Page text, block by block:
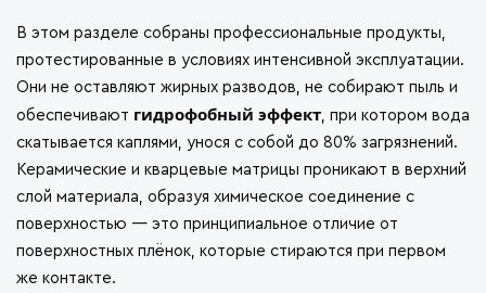
В этом разделе собраны профессиональные продукты,
протестированные в условиях интенсивной эксплуатации.
Они не оставляют жирных разводов, не собирают пыль и
обеспечивают гидрофобный эффект, при котором вода
скатывается каплями, унося с собой до 80% загрязнений.
Керамические и кварцевые матрицы проникают в верхний
слой материала, образуя химическое соединение с
поверхностью — это принципиальное отличие от
поверхностных плёнок, которые стираются при первом
же контакте.